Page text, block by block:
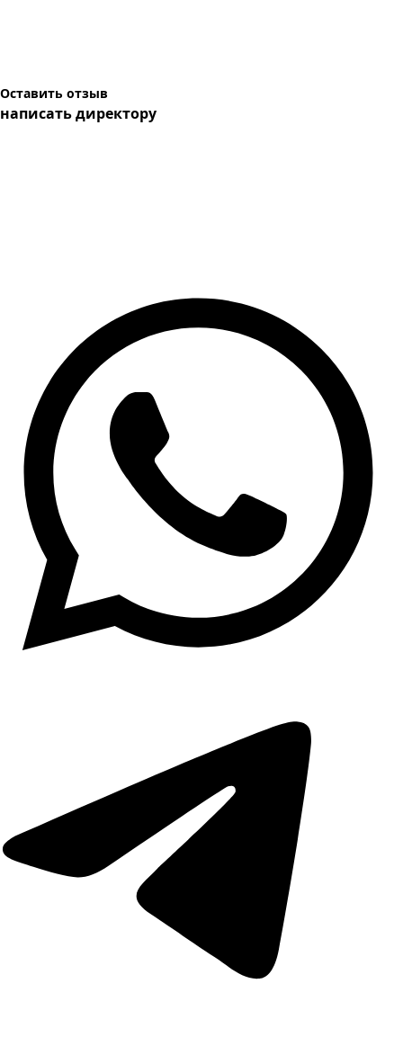
Оставить отзыв
написать директору